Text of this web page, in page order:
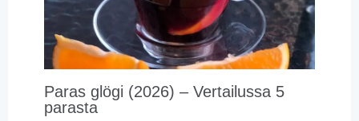
Paras glögi (2026) – Vertailussa 5
parasta